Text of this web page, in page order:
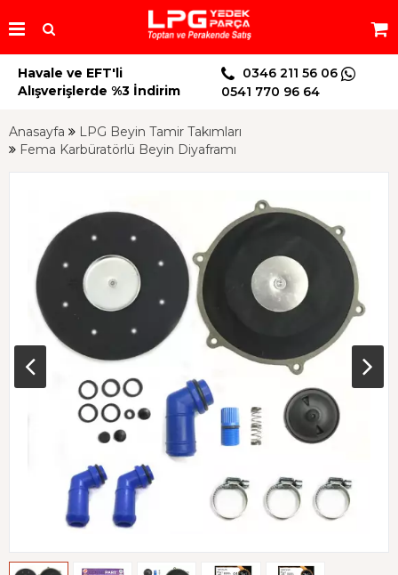
Havale ve EFT'li
Alışverişlerde %3 İndirim
0346 211 56 06
0541 770 96 64
Anasayfa
LPG Beyin Tamir Takımları
Fema Karbüratörlü Beyin Diyaframı